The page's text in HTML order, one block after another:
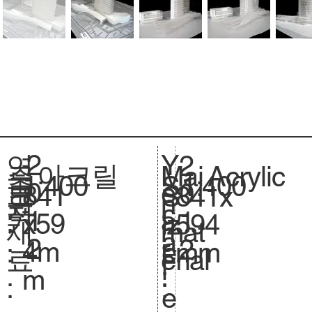
연
도
:
2
0
1
2
주
요
재
료
:
축
척
.
아크릴
1:400
크
기
.
841
x59
4m
m
Y
e
a
r
:
Mai
n
mat
erial
:
S
c
a
l
e
S
iz
e.
2
0
1
2
1:400
841x
594
mm
Acrylic